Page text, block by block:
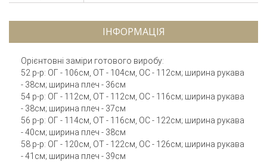
ІНФОРМАЦІЯ
Орієнтовні заміри готового виробу:
52 р-р: ОГ - 106см, ОТ - 104см, ОС - 112см; ширина рукава
- 38см; ширина плеч - 36см
54 р-р: ОГ - 112см, ОТ - 112см, ОС - 116см; ширина рукава
- 38см; ширина плеч - 37см
56 р-р: ОГ - 114см, ОТ - 116см, ОС - 122см; ширина рукава
- 40см; ширина плеч - 38см
58 р-р: ОГ - 120см, ОТ - 122см, ОС - 126см; ширина рукава
- 41см; ширина плеч - 39см